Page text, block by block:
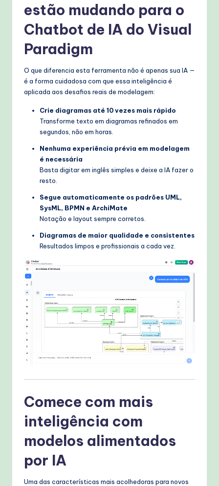
d
estão mudando para o
Chatbot de IA do Visual
Paradigm
O que diferencia esta ferramenta não é apenas sua IA —
é a forma cuidadosa com que essa inteligência é
aplicada aos desafios reais de modelagem:
Crie diagramas até 10 vezes mais rápido
Transforme texto em diagramas refinados em
segundos, não em horas.
Nenhuma experiência prévia em modelagem
é necessária
Basta digitar em inglês simples e deixe a IA fazer o
resto.
Segue automaticamente os padrões UML,
SysML, BPMN e ArchiMate
Notação e layout sempre corretos.
Diagramas de maior qualidade e consistentes
Resultados limpos e profissionais a cada vez.
Comece com mais
inteligência com
modelos alimentados
por IA
Uma das características mais acolhedoras para novos